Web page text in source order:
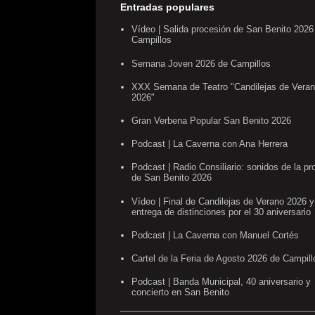
Entradas populares
Vídeo | Salida procesión de San Benito
Campillos
Semana Joven 2026 de Campillos
XXX Semana de Teatro "Candilejas de
2026"
Gran Verbena Popular San Benito 2026
Podcast | La Caverna con Ana Herrera
Podcast | Radio Consiliario: sonidos de la
de San Benito 2026
Vídeo | Final de Candilejas de Verano 2026 y
entrega de distinciones por el 30 aniversario
Podcast | La Caverna con Manuel Cortés
Cartel de la Feria de Agosto 2026 de
Podcast | Banda Municipal, 40 aniversario y
concierto en San Benito